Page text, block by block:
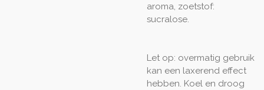
aroma, zoetstof:
sucralose.
Let op: overmatig gebruik
kan een laxerend effect
hebben. Koel en droog